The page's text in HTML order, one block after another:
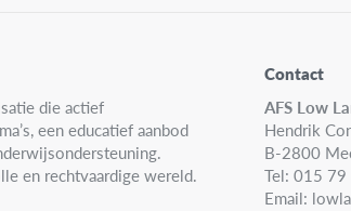
Contact
AFS Low
Hendrik
B-2800
Tel: 015
Email:
die actief
een educatief aanbod
en rechtvaardige wereld.